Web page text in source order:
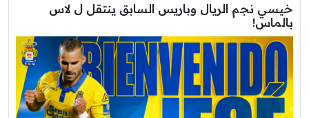
خيسي نجم الريال وباريس السابق ينتقل ل لاس
بالماس!